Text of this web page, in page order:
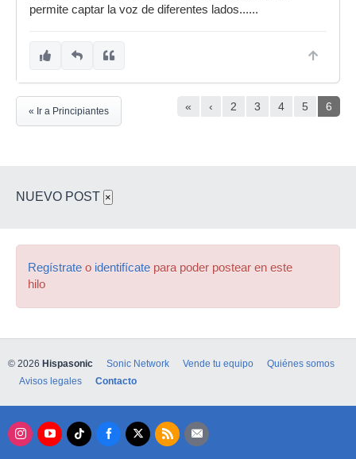
permite captar la voz de diferentes lados......
« ‹ 2 3 4 5 6
« Ir a Principiantes
NUEVO POST ×
Regístrate o identifícate para poder postear en este
hilo
© 2026 Hispasonic Sonic Network Vende tu equipo
Quiénes somos
Avisos legales
Contacto